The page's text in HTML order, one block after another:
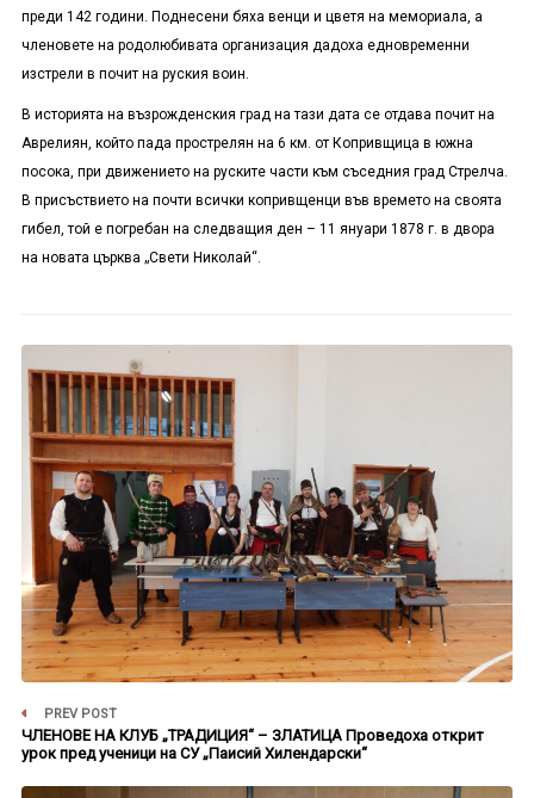
преди 142 години. Поднесени бяха венци и цветя на мемориала, а
членовете на родолюбивата организация дадоха едновременни
изстрели в почит на руския воин.
В историята на възрожденския град на тази дата се отдава почит на
Аврелиян, който пада прострелян на 6 км. от Копривщица в южна
посока, при движението на руските части към съседния град Стрелча.
В присъствието на почти всички копривщенци във времето на своята
гибел, той е погребан на следващия ден – 11 януари 1878 г. в двора
на новата църква „Свети Николай“.
PREV POST
ЧЛЕНОВЕ НА КЛУБ „ТРАДИЦИЯ“ – ЗЛАТИЦА Проведоха открит
урок пред ученици на СУ „Паисий Хилендарски“